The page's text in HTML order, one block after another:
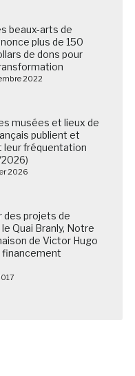
beaux-arts de
plus de 150
de dons pour
2022
musées et lieux de
publient et
fréquentation
2026
des projets de
Quai Branly, Notre
de Victor Hugo
financement